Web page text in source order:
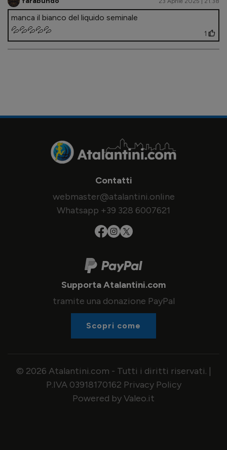
manca il bianco del liquido seminale
💦💦💦💦💦
1
Contatti
webmaster@atalantini.online
Whatsapp +39 328 6007621
Supporta Atalantini.com
tramite una donazione PayPal
Scopri come
© 2026 Atalantini.com - Tutti i diritti riservati. |
P.IVA 03918170162 Privacy Policy
Powered by Valeo.it